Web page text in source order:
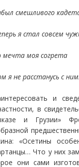
смешливого
я стал совсем
моя согрета
я не расстанусь с ним.
и
в
и Грузии»
«Осетины
Что у них
они сами